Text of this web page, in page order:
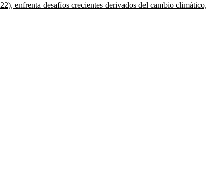
enfrenta desafíos crecientes derivados del cambio climático,